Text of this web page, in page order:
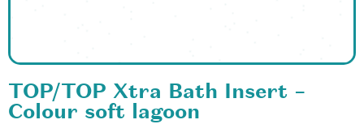
TOP/TOP Xtra Bath Insert –
Colour soft lagoon